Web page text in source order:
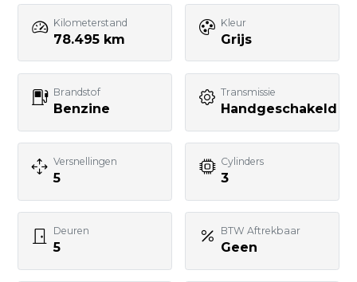
Kilometerstand
78.495 km
Kleur
Grijs
Brandstof
Benzine
Transmissie
Handgeschakeld
Versnellingen
5
Cylinders
3
Deuren
5
BTW Aftrekbaar
Geen